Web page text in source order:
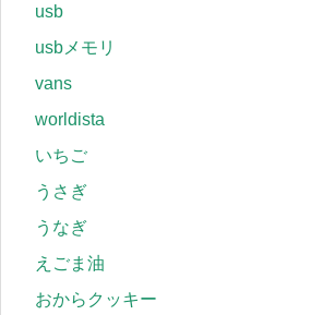
usb
usbメモリ
vans
worldista
いちご
うさぎ
うなぎ
えごま油
おからクッキー